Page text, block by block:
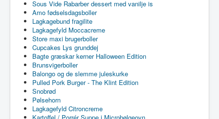
Sous Vide Rabarber dessert med vanilje is
Amo fødselsdagsboller
Lagkagebund fragilite
Lagkagefyld Moccacreme
Store maxi brugerboller
Cupcakes Lys grunddej
Bagte græskar kerner Halloween Edition
Brunsvigerboller
Balongo og de slemme juleskurke
Pulled Pork Burger - The Klint Edition
Snobrød
Pølsehorn
Lagkagefyld Citroncreme